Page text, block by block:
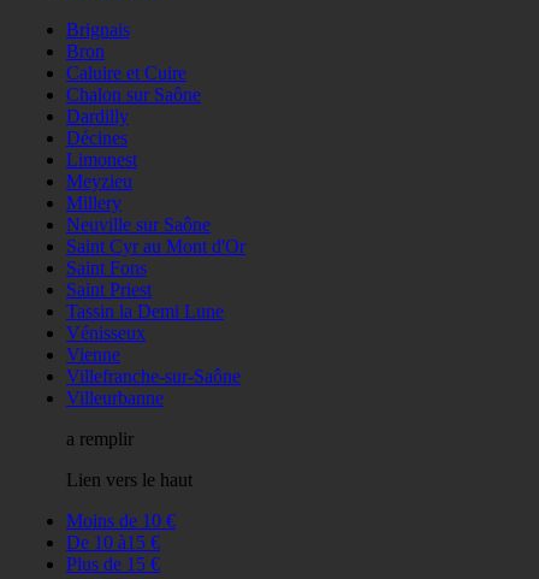
Brignais
Bron
Caluire et Cuire
Chalon sur Saône
Dardilly
Décines
Limonest
Meyzieu
Millery
Neuville sur Saône
Saint Cyr au Mont d'Or
Saint Fons
Saint Priest
Tassin la Demi Lune
Vénisseux
Vienne
Villefranche-sur-Saône
Villeurbanne
a remplir
Lien vers le haut
Moins de 10 €
De 10 à15 €
Plus de 15 €